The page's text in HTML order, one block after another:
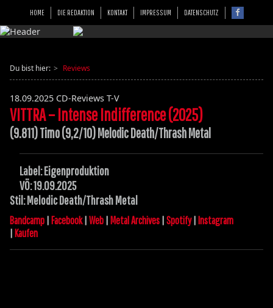
HOME DIE REDAKTION KONTAKT IMPRESSUM DATENSCHUTZ
Du bist hier: Reviews
18.09.2025 CD-Reviews T-V
VITTRA – Intense Indifference (2025)
(9.811) Timo (9,2/10) Melodic Death/Thrash Metal
Label: Eigenproduktion
VÖ: 19.09.2025
Stil: Melodic Death/Thrash Metal
Bandcamp | Facebook|Web | Metal Archives |Spotify| Instagram
| Kaufen